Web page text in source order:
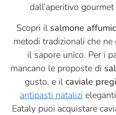
dall’aperitivo
Scopri il salmone
metodi tradizionali che
il sapore unico. Per i
mancano le proposte di
gusto, e il caviale
antipasti natalizi
Eataly puoi acquistare